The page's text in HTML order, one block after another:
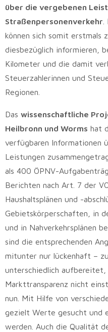
über die vergebenen
Straßenpersonenverkehr
können sich somit erstmals
diesbezüglich informieren,
Kilometer und die damit
Steuerzahlerinnen und
Regionen.
Das wissenschaftliche
Heilbronn und Worms hat
verfügbaren Informationen
Leistungen
als 400 ÖPNV-
Berichten nach Art. 7 der
Haushaltsplänen und -
Gebietskörperschaften, in
und in Nahverkehrsplänen
sind die entsprechenden
mitunter nur lückenhaft –
unterschiedlich aufbereitet,
Markttransparenz nicht
nun. Mit Hilfe von
gezielt Werte gesucht und
werden. Auch die Qualität